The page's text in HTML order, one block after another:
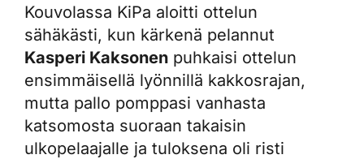
Kouvolassa KiPa aloitti ottelun
sähäkästi, kun kärkenä pelannut
Kasperi Kaksonen puhkaisi ottelun
ensimmäisellä lyönnillä kakkosrajan,
mutta pallo pomppasi vanhasta
katsomosta suoraan takaisin
ulkopelaajalle ja tuloksena oli risti